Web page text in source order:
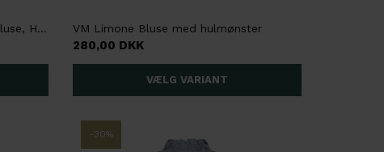
Liberté Natalia Langærmet Rib Bluse, Hvid VM Limone Bluse med hulmønster
280,00 DKK
-30%